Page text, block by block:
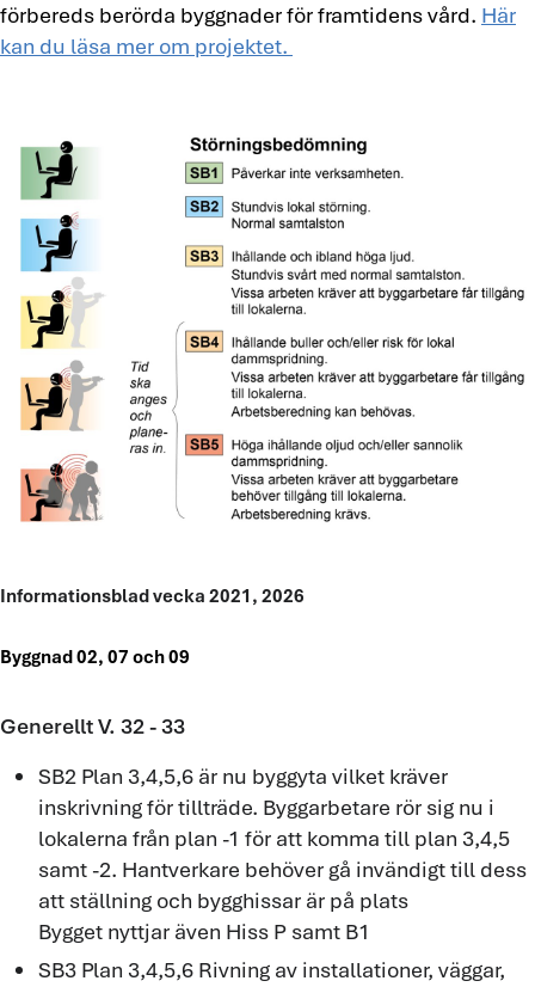
förbereds berörda byggnader för framtidens vård. Här
kan du läsa mer om projektet.
Informationsblad vecka 2021, 2026
Byggnad 02, 07 och 09
Generellt V. 32 - 33
SB2 Plan 3,4,5,6 är nu byggyta vilket kräver
inskrivning för tillträde. Byggarbetare rör sig nu i
lokalerna från plan -1 för att komma till plan 3,4,5
samt -2. Hantverkare behöver gå invändigt till dess
att ställning och bygghissar är på plats
Bygget nyttjar även Hiss P samt B1
SB3 Plan 3,4,5,6 Rivning av installationer, väggar,